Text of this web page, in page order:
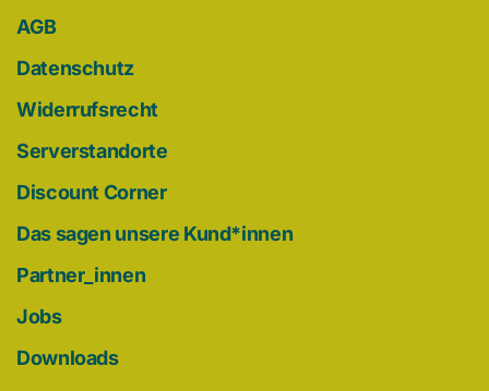
AGB
Datenschutz
Widerrufsrecht
Serverstandorte
Discount Corner
Das sagen unsere Kund*innen
Partner_innen
Jobs
Downloads